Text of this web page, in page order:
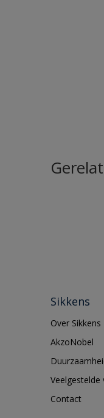
Sikkens
Over Sikkens
AkzoNobel
Veelgestelde
Contact